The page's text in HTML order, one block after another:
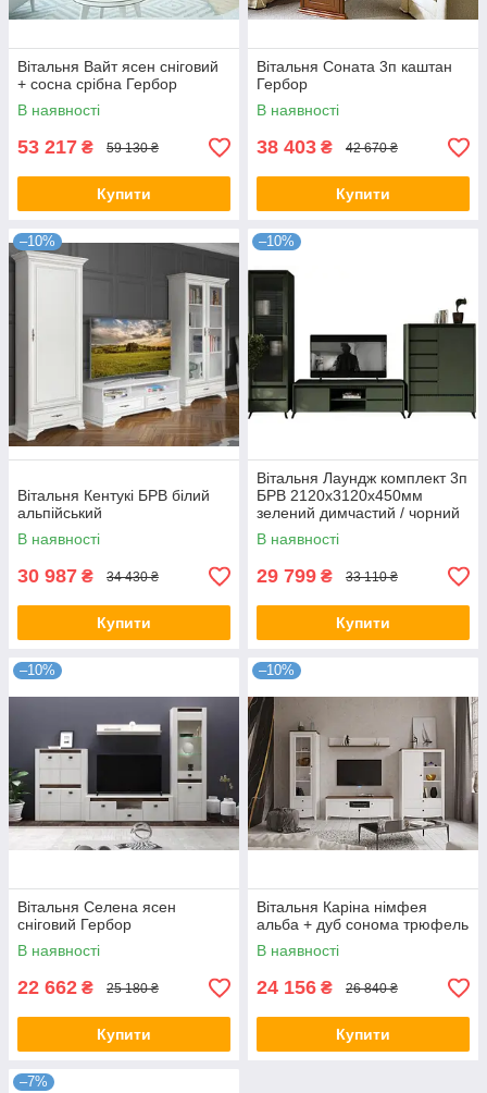
Вітальня Вайт ясен сніговий
+ сосна срібна Гербор
В наявності
53 217 ₴ 59 130 ₴
Купити
Вітальня Соната 3п каштан
Гербор
В наявності
38 403 ₴ 42 670 ₴
Купити
–10%
Вітальня Кентукі БРВ білий
альпійський
В наявності
30 987 ₴ 34 430 ₴
Купити
–10%
Вітальня Лаундж комплект 3п
БРВ 2120х3120х450мм
зелений димчастий / чорний
В наявності
29 799 ₴ 33 110 ₴
Купити
–10%
Вітальня Селена ясен
сніговий Гербор
В наявності
22 662 ₴ 25 180 ₴
Купити
–10%
Вітальня Каріна німфея
альба + дуб сонома трюфель
В наявності
24 156 ₴ 26 840 ₴
Купити
–7%